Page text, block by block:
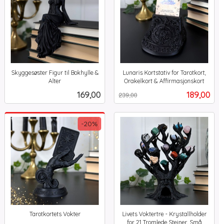
Skyggesøster Figur til Bokhylle &
Alter
Pris
169,00
Lunaris Kortstativ for Tarotkort,
Orakelkort & Affirmasjonskort
Tilbud
189,00
239,00
mva.
Tarotkortets Vokter
-20%
Livets Voktertre - Krystallholder
for 21 Tromlede Steiner, Små